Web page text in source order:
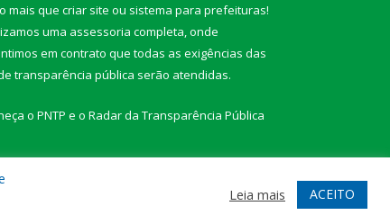
mais que criar site ou sistema para prefeituras!
uma assessoria completa, onde
em contrato que todas as exigências das
transparência pública serão atendidas.
o PNTP e o Radar da Transparência Pública
Leia mais ACEITO